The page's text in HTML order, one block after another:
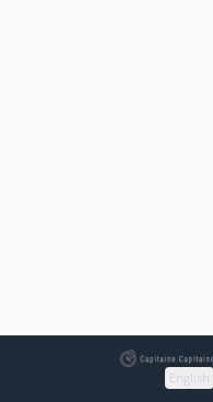
English